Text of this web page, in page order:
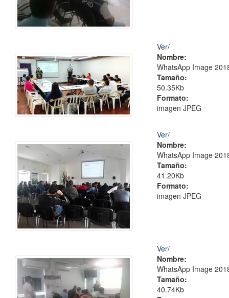
Ver/
Nombre:
WhatsApp Image
Tamaño:
50.35Kb
Formato:
imagen JPEG
Ver/
Nombre:
WhatsApp Image
Tamaño:
41.20Kb
Formato:
imagen JPEG
Ver/
Nombre:
WhatsApp Image
Tamaño:
40.74Kb